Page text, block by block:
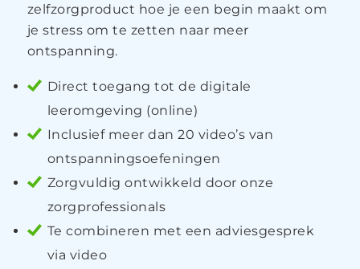
zelfzorgproduct hoe je een begin maakt om
je stress om te zetten naar meer
ontspanning.
Direct toegang tot de digitale
leeromgeving (online)
Inclusief meer dan 20 video’s van
ontspanningsoefeningen
Zorgvuldig ontwikkeld door onze
zorgprofessionals
Te combineren met een adviesgesprek
via video